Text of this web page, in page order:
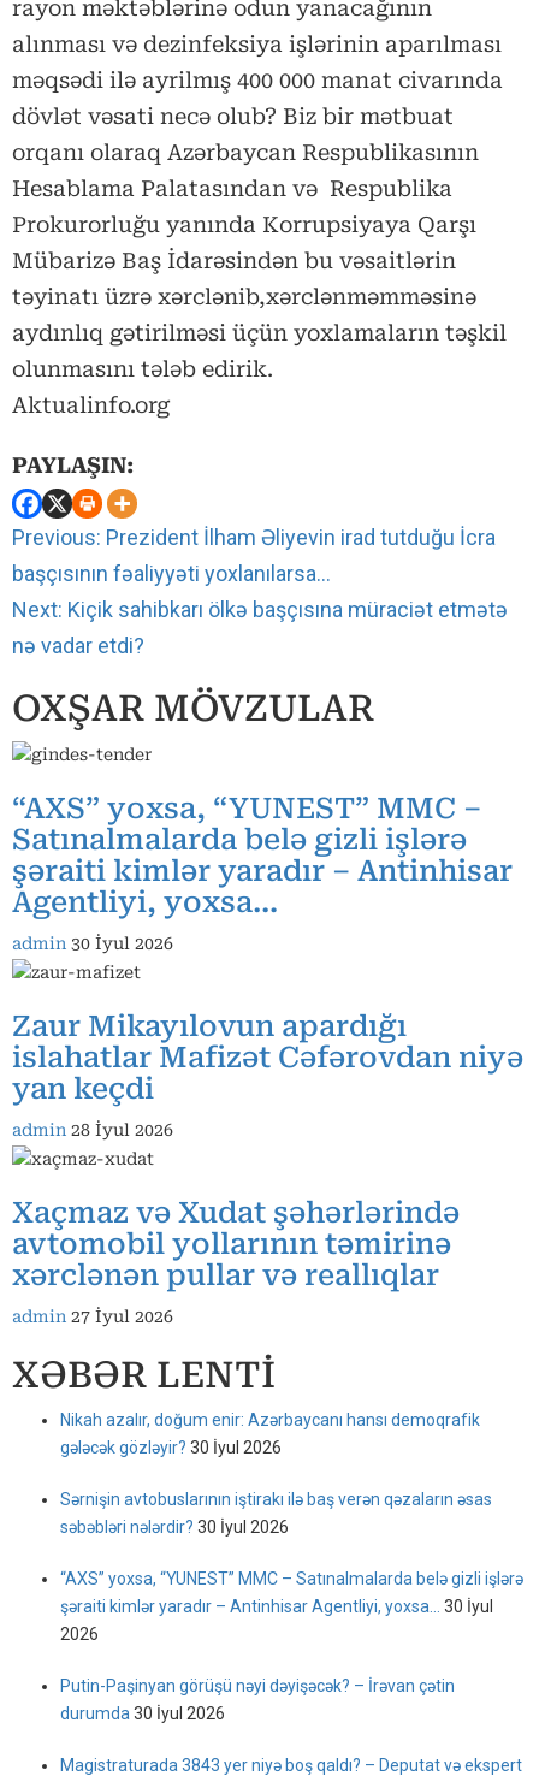
rayon məktəblərinə odun yanacağının
alınması və dezinfeksiya işlərinin aparılması
məqsədi ilə ayrilmış 400 000 manat civarında
dövlət vəsati necə olub? Biz bir mətbuat
orqanı olaraq Azərbaycan Respublikasının
Hesablama Palatasından və Respublika
Prokurorluğu yanında Korrupsiyaya Qarşı
Mübarizə Baş İdarəsindən bu vəsaitlərin
təyinatı üzrə xərclənib,xərclənməmməsinə
aydınlıq gətirilməsi üçün yoxlamaların təşkil
olunmasını tələb edirik.
Aktualinfo.org
PAYLAŞIN:
Continue
Reading
Previous: Prezident İlham Əliyevin irad tutduğu İcra
başçısının fəaliyyəti yoxlanılarsa…
Next: Kiçik sahibkarı ölkə başçısına müraciət etmətə
nə vadar etdi?
OXŞAR MÖVZULAR
“AXS” yoxsa, “YUNEST” MMC –
Satınalmalarda belə gizli işlərə
şəraiti kimlər yaradır – Antinhisar
Agentliyi, yoxsa…
admin 30 İyul 2026
Zaur Mikayılovun apardığı
islahatlar Mafizət Cəfərovdan niyə
yan keçdi
admin 28 İyul 2026
Xaçmaz və Xudat şəhərlərində
avtomobil yollarının təmirinə
xərclənən pullar və reallıqlar
admin 27 İyul 2026
XƏBƏR LENTİ
Nikah azalır, doğum enir: Azərbaycanı hansı demoqrafik
gələcək gözləyir? 30 İyul 2026
Sərnişin avtobuslarının iştirakı ilə baş verən qəzaların əsas
səbəbləri nələrdir? 30 İyul 2026
“AXS” yoxsa, “YUNEST” MMC – Satınalmalarda belə gizli işlərə
şəraiti kimlər yaradır – Antinhisar Agentliyi, yoxsa…
30 İyul
2026
Putin-Paşinyan görüşü nəyi dəyişəcək? – İrəvan çətin
durumda 30 İyul 2026
Magistraturada 3843 yer niyə boş qaldı? – Deputat və ekspert